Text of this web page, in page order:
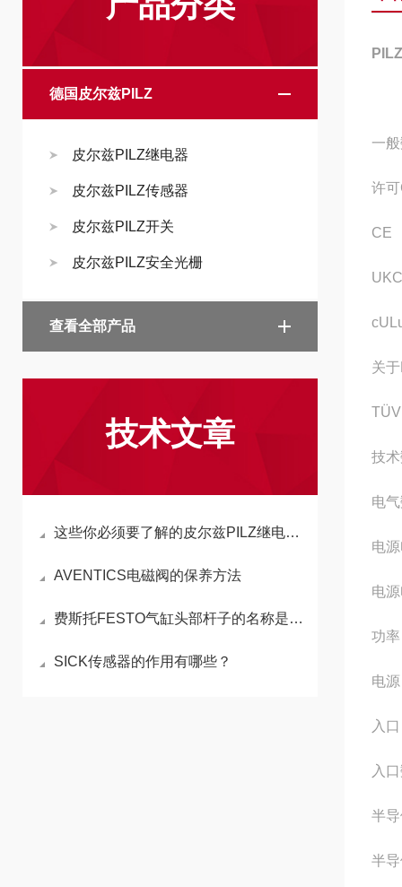
德国皮尔兹PILZ
皮尔兹PILZ继电器
皮尔兹PILZ传感器
皮尔兹PILZ开关
皮尔兹PILZ安全光栅
查看全部产品
技术文章
这些你必须要了解的皮尔兹PILZ继电器的常见故障处理
AVENTICS电磁阀的保养方法
费斯托FESTO气缸头部杆子的名称是什么
SICK传感器的作用有哪些？
一
许可
CE
关
TÜV
技
电
电
电
功
电
入口
入
半
半